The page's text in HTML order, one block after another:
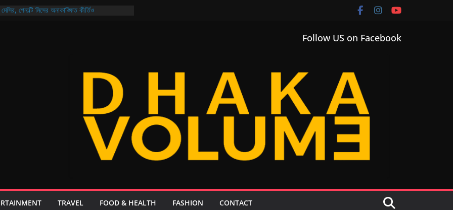
পেনাল্টি মিসের অনাকাঙ্ক্ষিত কীর্তিও
Follow US on Facebook
TRAVEL FOOD & HEALTH FASHION CONTACT